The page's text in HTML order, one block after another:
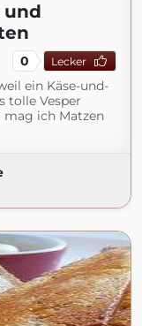
und
0 Lecker
ein Käse-und-
tolle Vesper
mag ich Matzen